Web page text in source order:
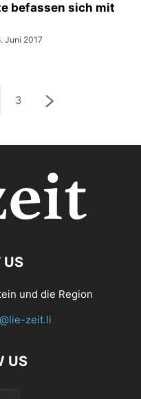
befassen sich mit
Juni 2017
3
US
und die Region
zeit.li
US